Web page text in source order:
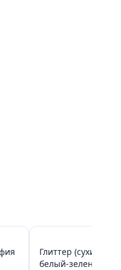
Глиттер (сухие
белый-зеленый-